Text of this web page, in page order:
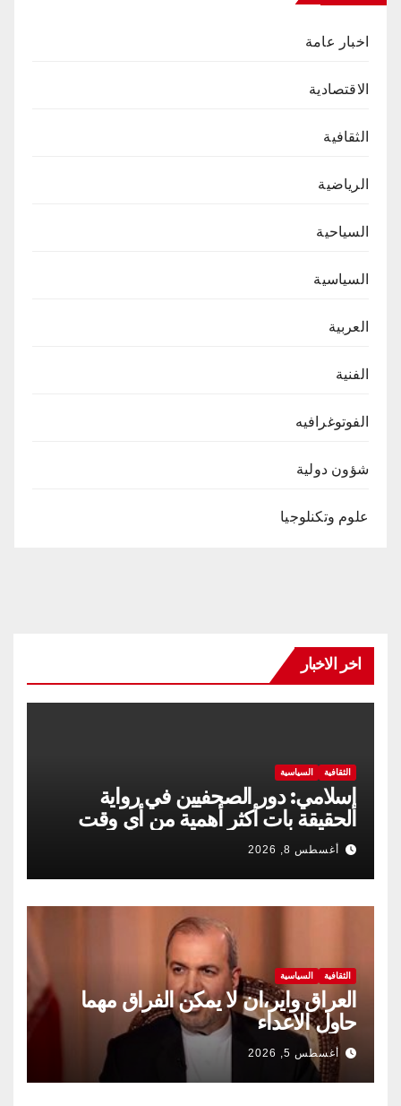
اخبار عامة
الاقتصادية
الثقافية
الرياضية
السياحية
السياسية
العربية
الفنية
الفوتوغرافيه
شؤون دولية
علوم وتكنلوجيا
اخر الاخبار
الثقافية السياسية
إسلامي: دور الصحفيين في رواية
الحقيقة بات أكثر أهمية من أي وقت
مضى
أغسطس 8, 2026
الثقافية السياسية
العراق واير،ان لا يمكن الفراق مهما
حاول الاعداء
أغسطس 5, 2026